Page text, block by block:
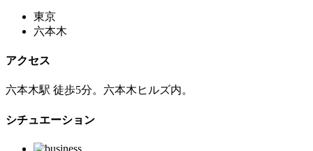
東京
六本木
アクセス
六本木駅 徒歩5分。六本木ヒルズ内。
シチュエーション